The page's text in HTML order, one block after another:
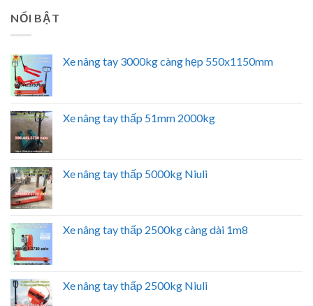
NỔI BẬT
Xe nâng tay 3000kg càng hẹp 550x1150mm
Xe nâng tay thấp 51mm 2000kg
Xe nâng tay thấp 5000kg Niuli
Xe nâng tay thấp 2500kg càng dài 1m8
Xe nâng tay thấp 2500kg Niuli